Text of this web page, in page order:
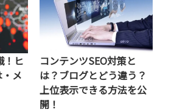
！ヒ
メ
コンテンツSEO対策と
は？ブログとどう違う？
上位表示できる方法を公
開！